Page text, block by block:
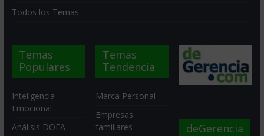
Todos los Temas
Temas
Populares
Inteligencia
Emocional
Análisis DOFA
Temas
Tendencia
Marca Personal
Empresas
familiares
deGerencia